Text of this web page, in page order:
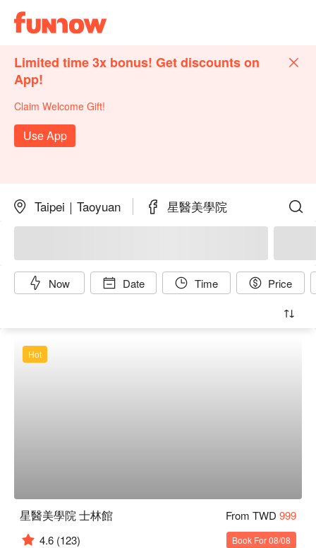
Limited time 3x bonus! Get discounts on
App!
Claim Welcome Gift!
Use App
Taipei｜Taoyuan 星醫美學院
Now Date Time Price
Hot
星醫美學院 士林館 From TWD 999
4.6 (123) Book For 08/08